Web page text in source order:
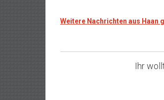
Weitere Nachrichten aus Haan
Ihr